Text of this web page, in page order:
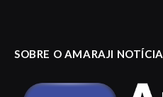
SOBRE O AMARAJI NOTÍCIA